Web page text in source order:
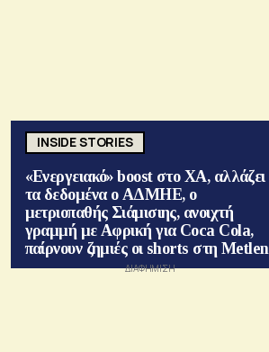
INSIDE STORIES
«Ενεργειακό» boost στο ΧΑ, αλλάζει
τα δεδομένα ο ΑΔΜΗΕ, ο
μετριοπαθής Σιάμισιης, ανοιχτή
γραμμή με Αφρική για Coca Cola,
παίρνουν ζημιές οι shorts στη Metlen